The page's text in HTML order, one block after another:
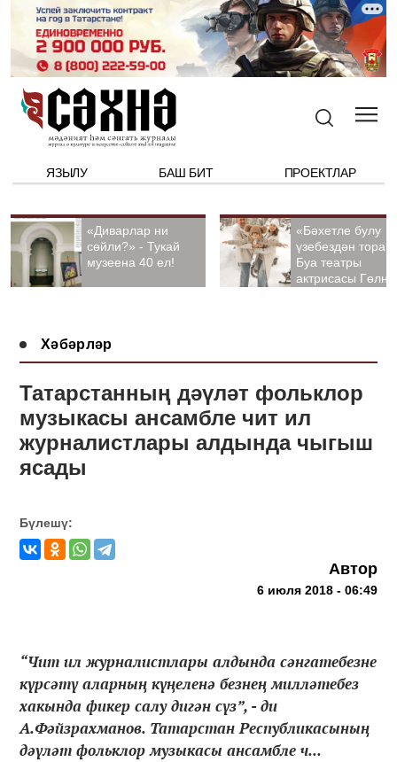
ЯЗЫЛУ БАШ БИТ ПРОЕКТЛАР
«Диварлар ни
сөйли?» - Тукай
музеена 40 ел!
«Бәхетле булу
үзебездән тора».
Буа театры
актрисасы
Хәбәрләр
Татарстанның дәүләт фольклор
музыкасы ансамбле чит ил
журналистлары алдында чыгыш
ясады
Бүлешү:
Автор
6 июля 2018 - 06:49
“Чит ил журналистлары алдында сәнгатебезне
күрсәтү аларның күңеленә безнең милләтебез
хакында фикер салу дигән сүз”, - ди
А.Фәйзрахманов. Татарстан Республикасының
дәүләт фольклор музыкасы ансамбле ч...